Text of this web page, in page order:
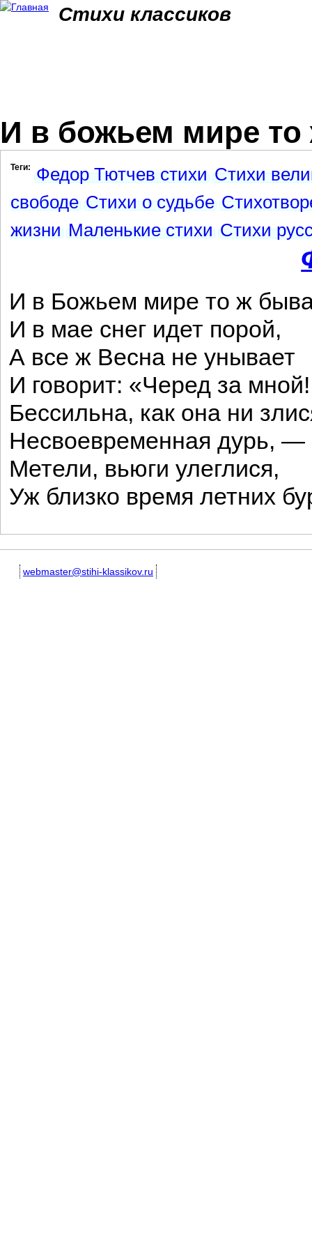
Стихи классиков
И в божьем мире то
Теги: Федор Тютчев стихи Стихи
свободе Стихи о судьбе
жизни Маленькие стихи Стихи
И в Божьем мире то ж
И в мае снег идет порой,
А все ж Весна не унывает
И говорит: «Черед за
Бессильна, как она ни
Несвоевременная дурь, —
Метели, вьюги улеглися,
Уж близко время летних
webmaster@stihi-klassikov.ru